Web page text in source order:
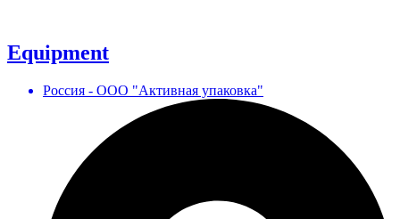
Equipment
Россия - ООО "Активная упаковка"